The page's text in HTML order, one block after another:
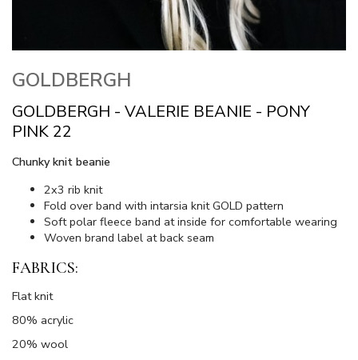
GOLDBERGH
GOLDBERGH - VALERIE BEANIE - PONY
PINK 22
Chunky knit beanie
2x3 rib knit
Fold over band with intarsia knit GOLD pattern
Soft polar fleece band at inside for comfortable wearing
Woven brand label at back seam
FABRICS:
Flat knit
80% acrylic
20% wool